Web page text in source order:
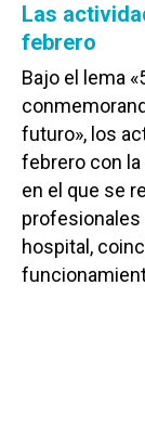
Las
febrero
Bajo el lema
futuro», los
febrero con
en el que se
profesionales
hospital,